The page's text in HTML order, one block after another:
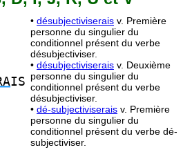
IS
• désubjectiviserais v. Première
personne du singulier du
conditionnel présent du verbe
désubjectiviser.
• désubjectiviserais v. Deuxième
personne du singulier du
conditionnel présent du verbe
désubjectiviser.
• dé-subjectiviserais v. Première
personne du singulier du
conditionnel présent du verbe dé-
subjectiviser.